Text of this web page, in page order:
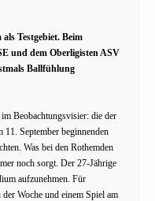
Testgebiet. Beim
und dem Oberligisten ASV
Ballfühlung
Beobachtungsvisier: die der
September beginnenden
Was bei den Rothemden
noch sorgt. Der 27-Jährige
aufzunehmen. Für
Woche und einem Spiel am